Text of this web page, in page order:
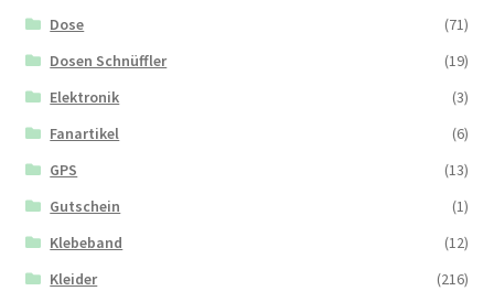
Dose
(71)
Dosen Schnüffler
(19)
Elektronik
(3)
Fanartikel
(6)
GPS
(13)
Gutschein
(1)
Klebeband
(12)
Kleider
(216)